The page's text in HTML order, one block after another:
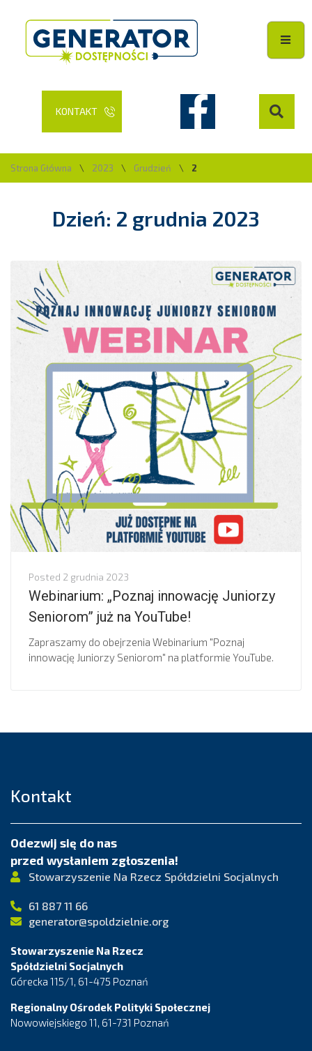
KONTAKT
Strona Główna \ 2023 \ Grudzień \ 2
Dzień: 2 grudnia 2023
Posted 2 grudnia 2023
Webinarium: „Poznaj innowację Juniorzy
Seniorom” już na YouTube!
Zapraszamy do obejrzenia Webinarium "Poznaj
innowację Juniorzy Seniorom" na platformie YouTube.
Kontakt
Odezwij się do nas
przed wysłaniem zgłoszenia!
Stowarzyszenie Na Rzecz Spółdzielni Socjalnych
61 887 11 66
generator@spoldzielnie.org
Stowarzyszenie Na Rzecz
Spółdzielni Socjalnych
Górecka 115/1, 61-475 Poznań
Regionalny Ośrodek Polityki Społecznej
Nowowiejskiego 11, 61-731 Poznań